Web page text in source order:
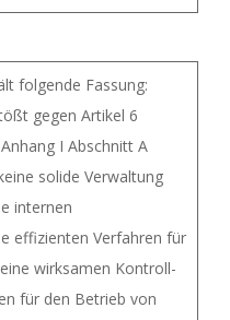
folgende Fassung:
gegen Artikel 6
I Abschnitt A
solide Verwaltung
internen
effizienten Verfahren für
wirksamen Kontroll-
für den Betrieb von